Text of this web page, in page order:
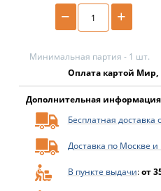
+
−
Минимальная партия - 1 шт.
Оплата картой
Дополнительная
Бесплатная доставка
Доставка по Москве
В пункте выдачи:от